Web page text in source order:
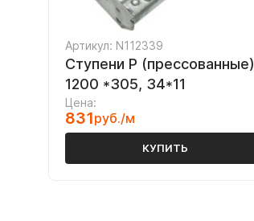
Артикул: N112339
Ступени P (прессованные)
1200 *305, 34*11
Цена:
831руб./м
КУПИТЬ